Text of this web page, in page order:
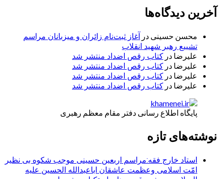
آخرین دیدگاه‌ها
محسن حسینی در آغاز ثبت‌نام زائران و میزبانان مراسم
تشییع رهبر شهید انقلاب
علیرضا در کتاب رقص اضداد منتشر شد
علیرضا در کتاب رقص اضداد منتشر شد
علیرضا در کتاب رقص اضداد منتشر شد
علیرضا در کتاب رقص اضداد منتشر شد
پایگاه اطلاع رسانی دفتر مقام معظم رهبری
نوشته‌های تازه
استاد خارج فقه:مراسم اربعین حسینی موجب شکوه بی نظیر
امّت اسلامی وعظمت عاشقان اباعبدالله الحسین علیه